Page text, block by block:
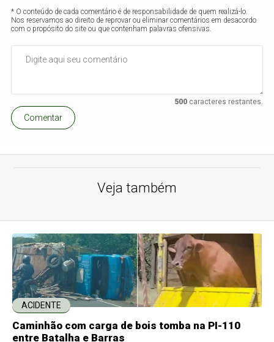
* O conteúdo de cada comentário é de responsabilidade de quem realizá-lo.
Nos reservamos ao direito de reprovar ou eliminar comentários em desacordo
com o propósito do site ou que contenham palavras ofensivas.
500caracteres restantes.
Comentar
Veja também
ACIDENTE
Caminhão com carga de bois tomba na PI-110
entre Batalha e Barras